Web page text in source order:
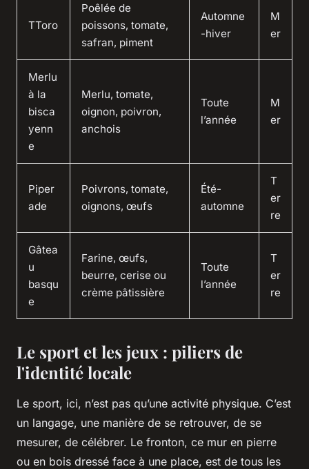
TToro
Poêlée de
poissons, tomate,
safran, piment
Automne
-hiver
M
er
Merlu
à la
bisca
yenn
e
Merlu, tomate,
oignon, poivron,
anchois
Toute
l’année
M
er
Piper
ade
Poivrons, tomate,
oignons, œufs
Été-
automne
T
er
re
Gâtea
u
basqu
e
Farine, œufs,
beurre, cerise ou
crème pâtissière
Toute
l’année
T
er
re
Le sport et les jeux : piliers de
l'identité locale
Le sport, ici, n’est pas qu’une activité physique. C’est
un langage, une manière de se retrouver, de se
mesurer, de célébrer. Le fronton, ce mur en pierre
ou en bois dressé face à une place, est de tous les